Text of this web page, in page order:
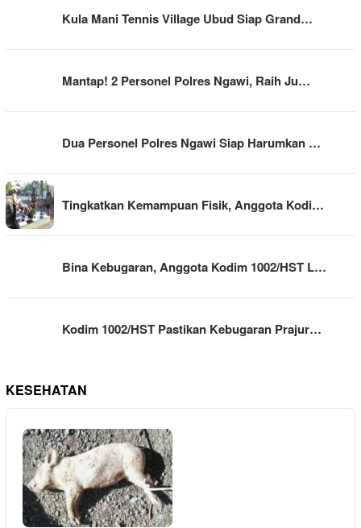
Kula Mani Tennis Village Ubud Siap Grand…
Mantap! 2 Personel Polres Ngawi, Raih Ju…
Dua Personel Polres Ngawi Siap Harumkan …
Tingkatkan Kemampuan Fisik, Anggota Kodi…
Bina Kebugaran, Anggota Kodim 1002/HST L…
Kodim 1002/HST Pastikan Kebugaran Prajur…
KESEHATAN